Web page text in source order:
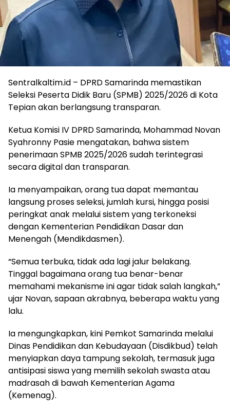
Sentralkaltim.id – DPRD Samarinda memastikan
Seleksi Peserta Didik Baru (SPMB) 2025/2026 di Kota
Tepian akan berlangsung transparan.
Ketua Komisi IV DPRD Samarinda, Mohammad Novan
Syahronny Pasie mengatakan, bahwa sistem
penerimaan SPMB 2025/2026 sudah terintegrasi
secara digital dan transparan.
Ia menyampaikan, orang tua dapat memantau
langsung proses seleksi, jumlah kursi, hingga posisi
peringkat anak melalui sistem yang terkoneksi
dengan Kementerian Pendidikan Dasar dan
Menengah (Mendikdasmen).
“Semua terbuka, tidak ada lagi jalur belakang.
Tinggal bagaimana orang tua benar-benar
memahami mekanisme ini agar tidak salah langkah,”
ujar Novan, sapaan akrabnya, beberapa waktu yang
lalu.
Ia mengungkapkan, kini Pemkot Samarinda melalui
Dinas Pendidikan dan Kebudayaan (Disdikbud) telah
menyiapkan daya tampung sekolah, termasuk juga
antisipasi siswa yang memilih sekolah swasta atau
madrasah di bawah Kementerian Agama
(Kemenag).